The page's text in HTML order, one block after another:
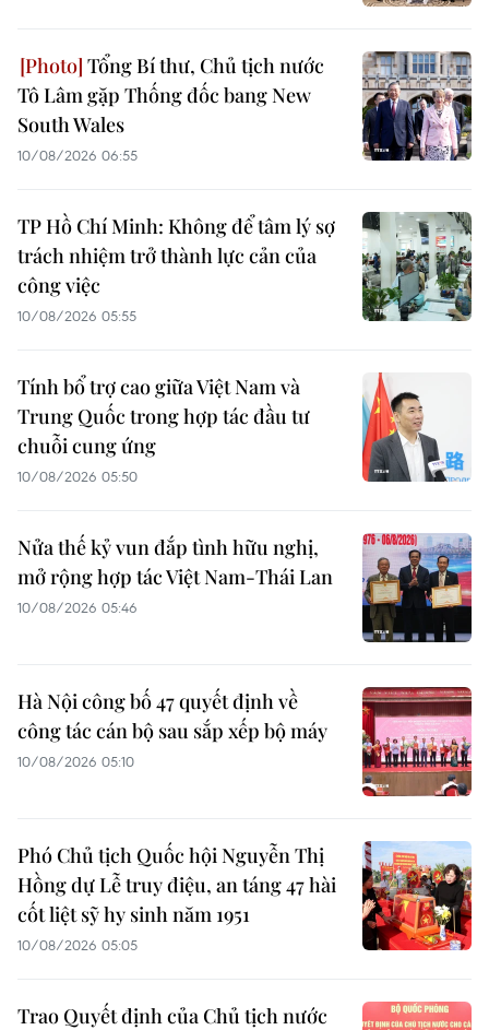
Tổng Bí thư, Chủ tịch nước
Tô Lâm gặp Thống đốc bang New
South Wales
10/08/2026 06:55
TP Hồ Chí Minh: Không để tâm lý sợ
trách nhiệm trở thành lực cản của
công việc
10/08/2026 05:55
Tính bổ trợ cao giữa Việt Nam và
Trung Quốc trong hợp tác đầu tư
chuỗi cung ứng
10/08/2026 05:50
Nửa thế kỷ vun đắp tình hữu nghị,
mở rộng hợp tác Việt Nam-Thái Lan
10/08/2026 05:46
Hà Nội công bố 47 quyết định về
công tác cán bộ sau sắp xếp bộ máy
10/08/2026 05:10
Phó Chủ tịch Quốc hội Nguyễn Thị
Hồng dự Lễ truy điệu, an táng 47 hài
cốt liệt sỹ hy sinh năm 1951
10/08/2026 05:05
Trao Quyết định của Chủ tịch nước